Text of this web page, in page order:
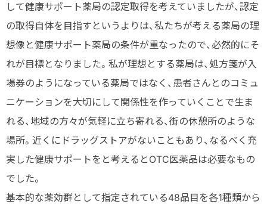
して健康サポート薬局の認定取得を考えていましたが、認定
の取得自体を目指すというよりは、私たちが考える薬局の理
想像と健康サポート薬局の条件が重なったので、必然的にそ
れが目標となりました。私が理想とする薬局は、処方箋が入
場券のようになっている薬局ではなく、患者さんとのコミュ
ニケーションを大切にして関係性を作っていくことで生ま
れる、地域の方々が気軽に立ち寄れる、街の休憩所のような
場所。近くにドラッグストアがないこともあり、なるべく充
実した健康サポートをと考えるとOTC医薬品は必要なもの
でした。
基本的な薬効群として指定されている48品目を各1種類から